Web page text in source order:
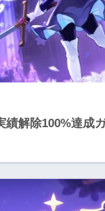
績解除100%達成